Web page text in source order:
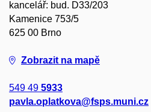
kancelář: bud. D33/203
Kamenice 753/5
625 00 Brno
Zobrazit na mapě
549 49 5933
pavla.oplatkova@fsps.muni.cz